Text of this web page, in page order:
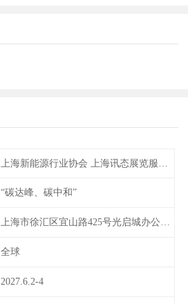
“碳达峰、碳中和”
上海市徐汇区宜山路425号光启城办公楼905-907室
全球
2027.6.2-4